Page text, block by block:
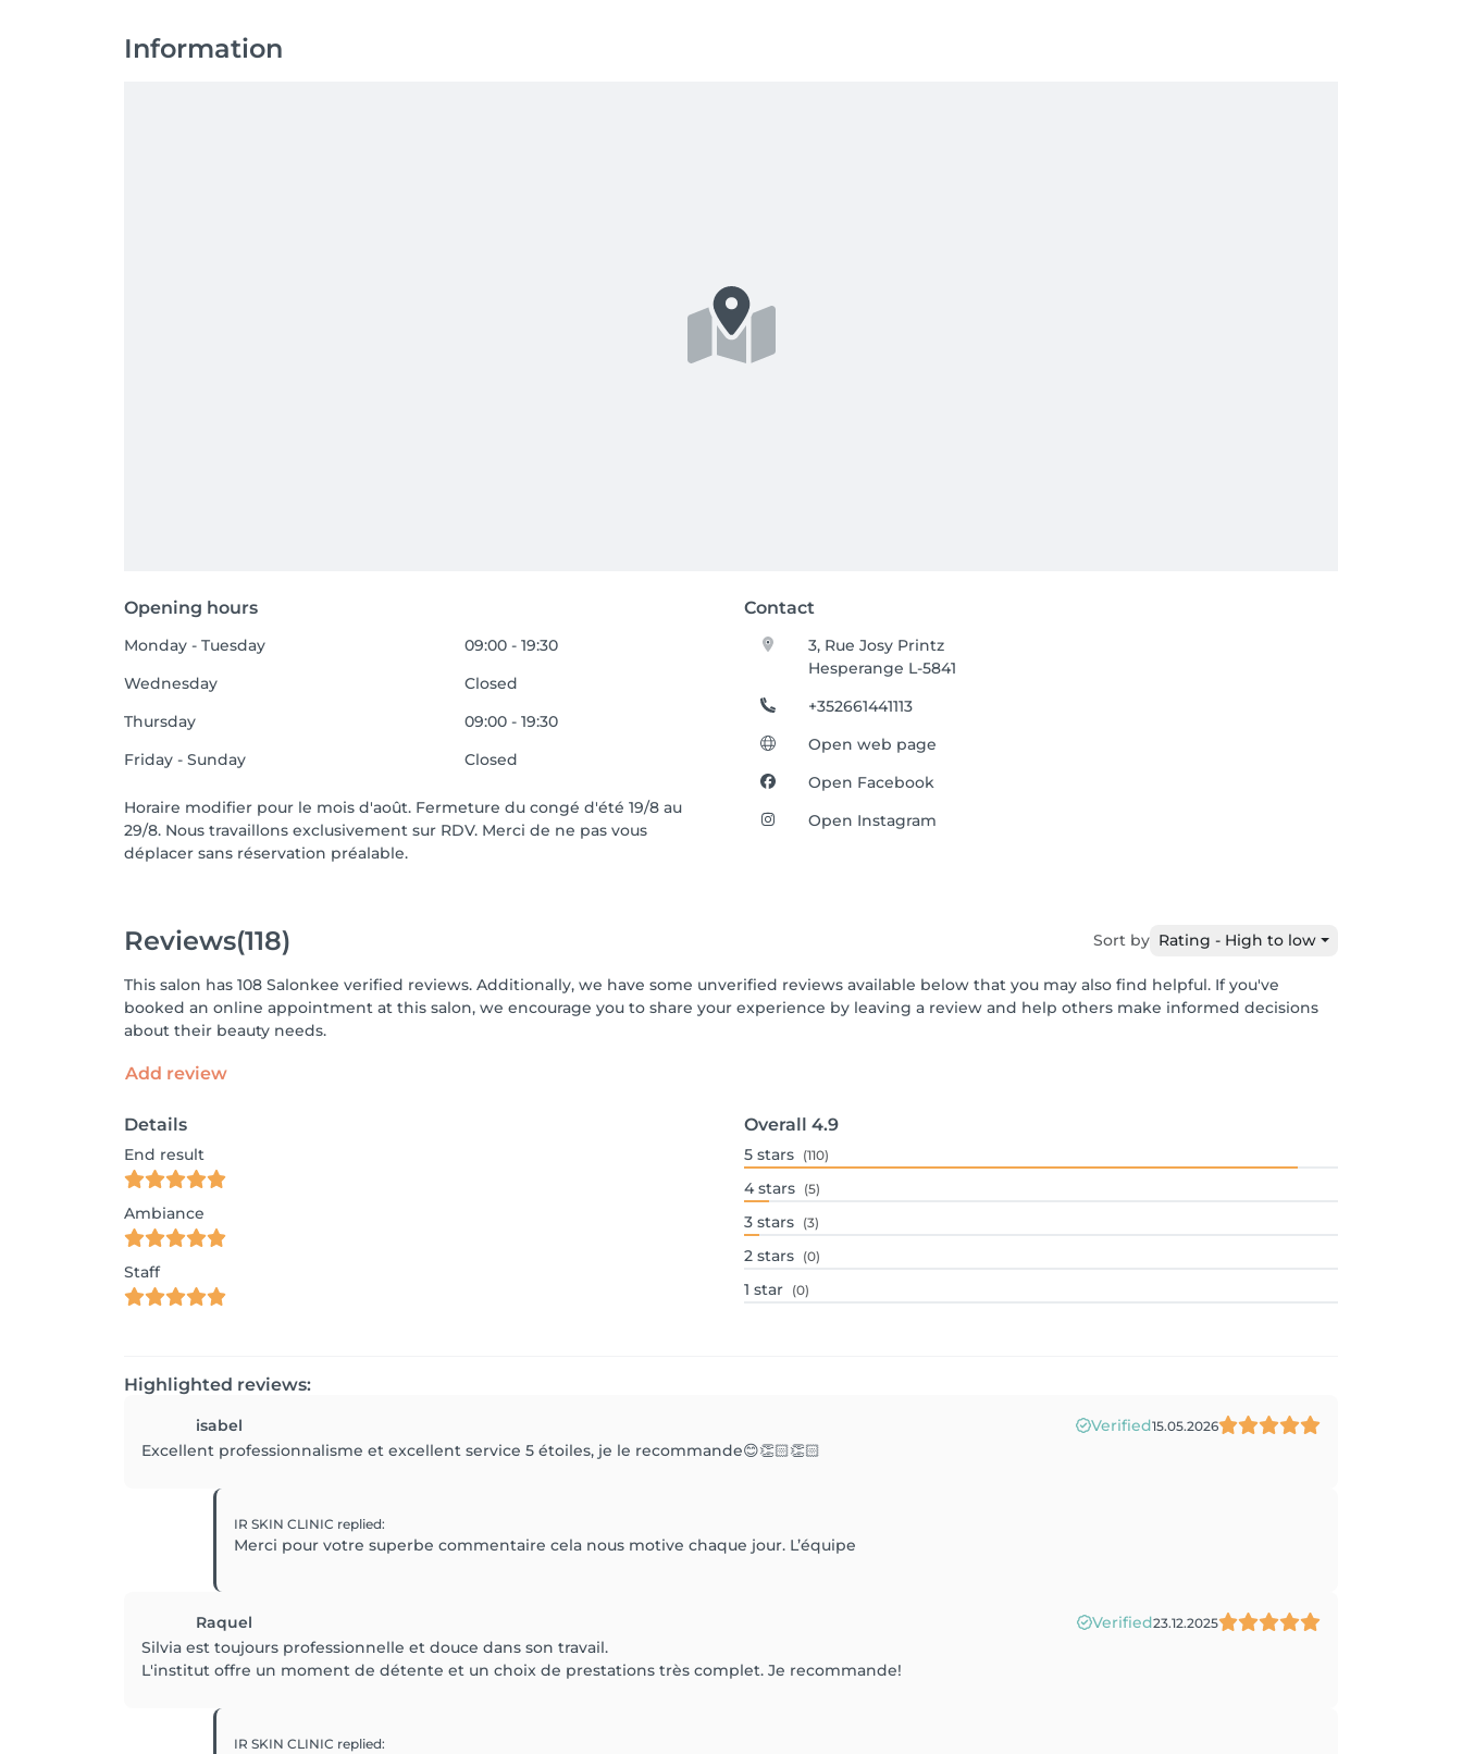
Information
Opening hours Contact
Monday - Tuesday
09:00 - 19:30
Wednesday
Closed
Thursday
09:00 - 19:30
Friday - Sunday
Closed
Horaire modifier pour le mois d'août. Fermeture du congé d'été 19/8 au
29/8. Nous travaillons exclusivement sur RDV. Merci de ne pas vous
déplacer sans réservation préalable.
3, Rue Josy Printz
Hesperange L-5841
+352661441113
Open web page
Open Facebook
Open Instagram
Reviews(118) Sort by Rating - High to low
This salon has 108 Salonkee verified reviews. Additionally, we have some unverified reviews available below that you may also find helpful. If you've
booked an online appointment at this salon, we encourage you to share your experience by leaving a review and help others make informed decisions
about their beauty needs.
Add review
Details
End result
Ambiance
Staff
Overall 4.9
5 stars (110)
4 stars (5)
3 stars (3)
2 stars (0)
1 star (0)
Highlighted reviews:
isabel Verified15.05.2026
Excellent professionnalisme et excellent service 5 étoiles, je le recommande😊👏🏻👏🏻
IR SKIN CLINIC replied:
Merci pour votre superbe commentaire cela nous motive chaque jour. L’équipe
Raquel Verified23.12.2025
Silvia est toujours professionnelle et douce dans son travail.
L'institut offre un moment de détente et un choix de prestations très complet. Je recommande!
IR SKIN CLINIC replied: